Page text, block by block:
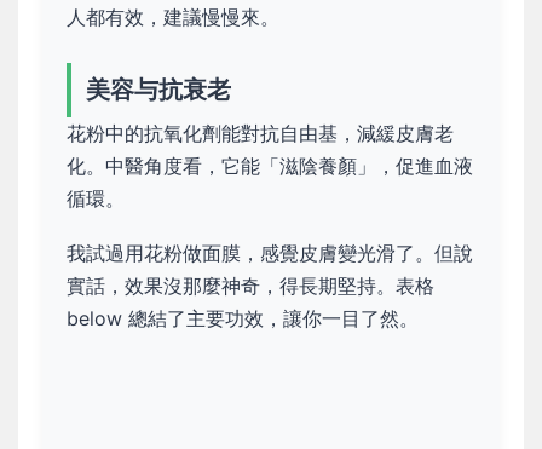
人都有效，建議慢慢來。
美容与抗衰老
花粉中的抗氧化劑能對抗自由基，減緩皮膚老
化。中醫角度看，它能「滋陰養顏」，促進血液
循環。
我試過用花粉做面膜，感覺皮膚變光滑了。但說
實話，效果沒那麼神奇，得長期堅持。表格
below 總結了主要功效，讓你一目了然。